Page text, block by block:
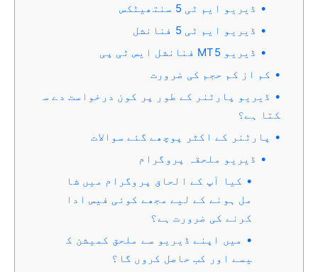
ڈیریو ایم ٹی 5 سنتھیٹکس
ڈیریو ایم ٹی 5 فنانشل
ڈیریو MT5 فنانشل ایس ٹی پی
کم از کم حجم کی ضرورت
ڈیریو پارٹنر کے طور پر کون درخواست دے س
کتا ہے؟
پارٹنر کے اکثر پوچھے گئے سوالات
ڈیریو ملحقہ پروگرام
کیا آپ کے الحاق پروگرام میں شا
مل ہونے کے لیے مجھے کوئی فیس ادا
کرنے کی ضرورت ہے؟
میں اپنے ڈیریو سے ملحق کمیشن ک
یسے اور کب حاصل کروں گا؟